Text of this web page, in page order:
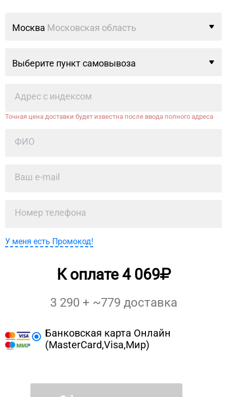
Москва Московская область
Выберите пункт самовывоза
Точная цена доставки будет известна после ввода полного адреса
У меня есть Промокод!
К оплате 4 069
3 290 + ~779 доставка
Банковская карта Онлайн
(MasterCard,Visa,Мир)